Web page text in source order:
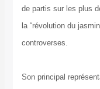
de partis sur les plus
la “révolution du
controverses.
Son principal